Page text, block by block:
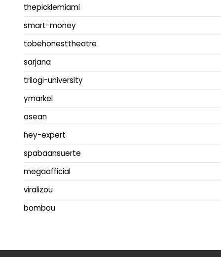
thepicklemiami
smart-money
tobehonesttheatre
sarjana
trilogi-university
ymarkel
asean
hey-expert
spabaansuerte
megaofficial
viralizou
bombou